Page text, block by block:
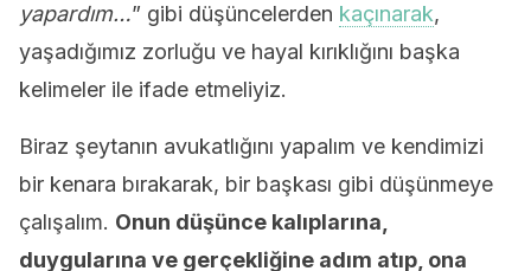
yapardım…” gibi düşüncelerden kaçınarak,
yaşadığımız zorluğu ve hayal kırıklığını başka
kelimeler ile ifade etmeliyiz.
Biraz şeytanın avukatlığını yapalım ve kendimizi
bir kenara bırakarak, bir başkası gibi düşünmeye
çalışalım. Onun düşünce kalıplarına,
duygularına ve gerçekliğine adım atıp, ona